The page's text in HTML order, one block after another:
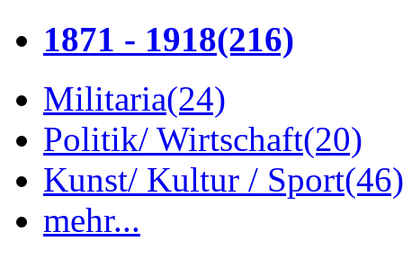
1871 - 1918(216)
Militaria(24)
Politik/ Wirtschaft(20)
Kunst/ Kultur / Sport(46)
mehr...